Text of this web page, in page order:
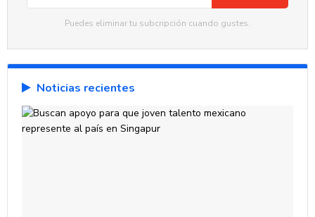
Puedes eliminar tu subcripción cuando gustes.
Noticias recientes